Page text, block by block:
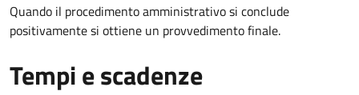
Quando il procedimento amministrativo si conclude
positivamente si ottiene un provvedimento finale.
Tempi e scadenze